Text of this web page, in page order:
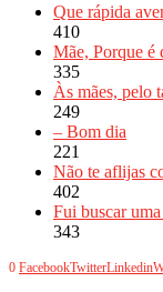
Que rápida
410
Mãe, Porque é
335
Às mães, pelo
249
– Bom dia
221
Não te aflijas
402
Fui buscar
343
0 FacebookTwitterLinkedin